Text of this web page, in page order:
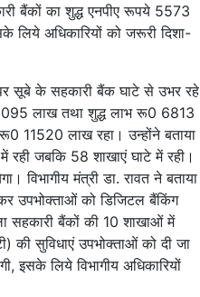
बैंकों का शुद्ध एनपीए रूपये 5573
लिये अधिकारियों को जरूरी दिशा-
सूबे के सहकारी बैंक घाटे से उभर रहे
लाख तथा शुद्ध लाभ रू0 6813
11520 लाख रहा। उन्होंने बताया
जबकि 58 शाखाएं घाटे में रही।
विभागीय मंत्री डा. रावत ने बताया
उपभोक्ताओं को डिजिटल बैंकिंग
सहकारी बैंकों की 10 शाखाओं में
सुविधाएं उपभोक्ताओं को दी जा
इसके लिये विभागीय अधिकारियों